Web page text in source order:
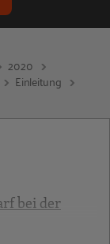
2020
Einleitung
bei der